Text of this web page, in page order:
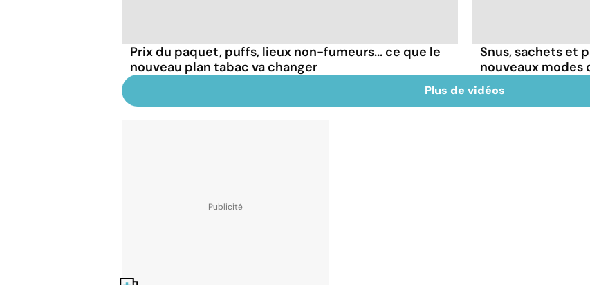
Prix du paquet, puffs, lieux non-fumeurs... ce que le
nouveau plan tabac va changer
Snus, sachets et
nouveaux modes
Plus de vidéos